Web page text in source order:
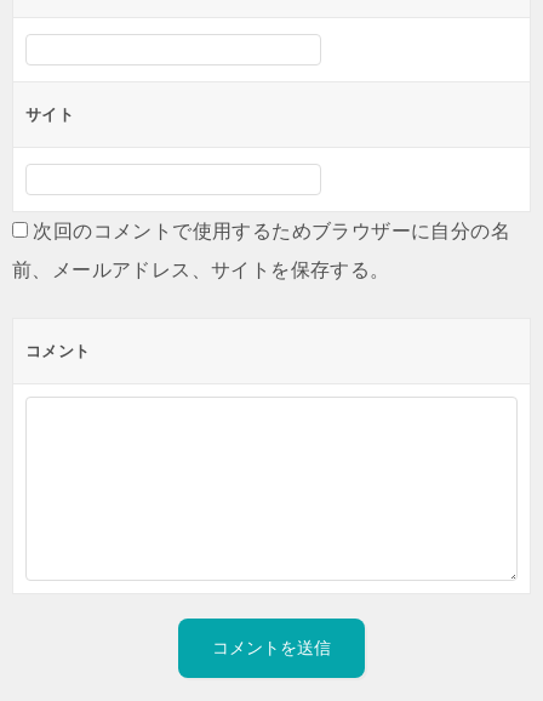
サイト
次回のコメントで使用するためブラウザーに自分の名
前、メールアドレス、サイトを保存する。
コメント